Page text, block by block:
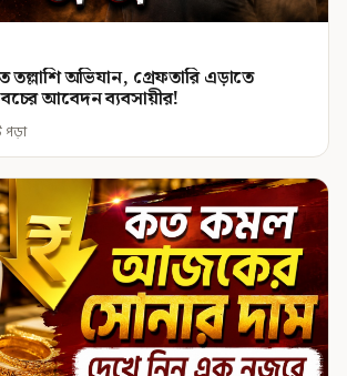
তল্লাশি অভিযান, গ্রেফতারি এড়াতে
আবেদন ব্যবসায়ীর!
পড়া